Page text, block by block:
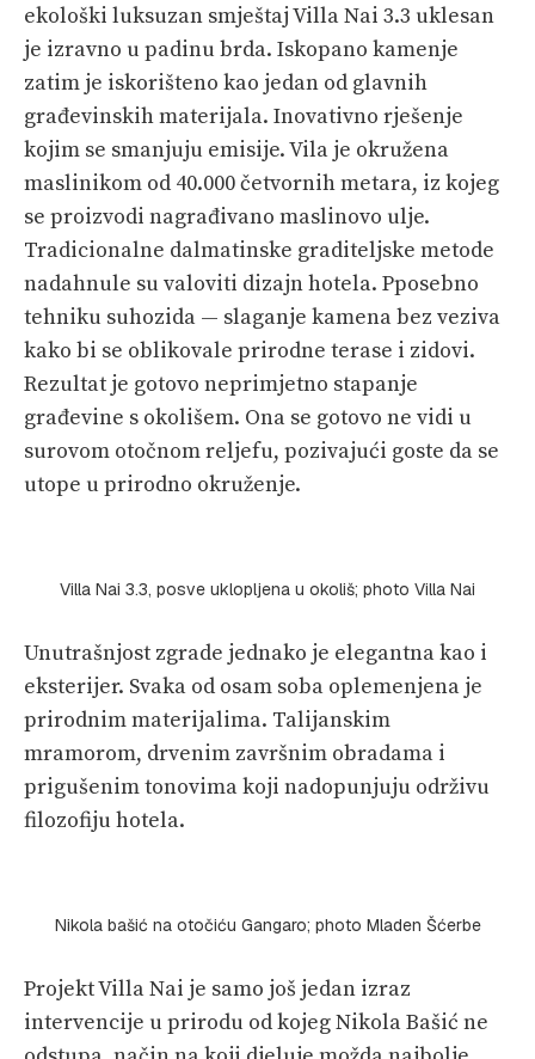
ekološki luksuzan smještaj Villa Nai 3.3 uklesan
je izravno u padinu brda. Iskopano kamenje
zatim je iskorišteno kao jedan od glavnih
građevinskih materijala. Inovativno rješenje
kojim se smanjuju emisije. Vila je okružena
maslinikom od 40.000 četvornih metara, iz kojeg
se proizvodi nagrađivano maslinovo ulje.
Tradicionalne dalmatinske graditeljske metode
nadahnule su valoviti dizajn hotela. Pposebno
tehniku suhozida — slaganje kamena bez veziva
kako bi se oblikovale prirodne terase i zidovi.
Rezultat je gotovo neprimjetno stapanje
građevine s okolišem. Ona se gotovo ne vidi u
surovom otočnom reljefu, pozivajući goste da se
utope u prirodno okruženje.
Villa Nai 3.3, posve uklopljena u okoliš; photo Villa Nai
Unutrašnjost zgrade jednako je elegantna kao i
eksterijer. Svaka od osam soba oplemenjena je
prirodnim materijalima. Talijanskim
mramorom, drvenim završnim obradama i
prigušenim tonovima koji nadopunjuju održivu
filozofiju hotela.
Nikola bašić na otočiću Gangaro; photo Mladen Šćerbe
Projekt Villa Nai je samo još jedan izraz
intervencije u prirodu od kojeg Nikola Bašić ne